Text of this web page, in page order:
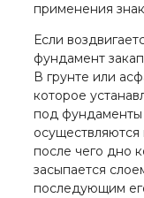
применения
Если
фундамент
В грунте или
которое
под
осуществляются
после чего дно
засыпается
последующим